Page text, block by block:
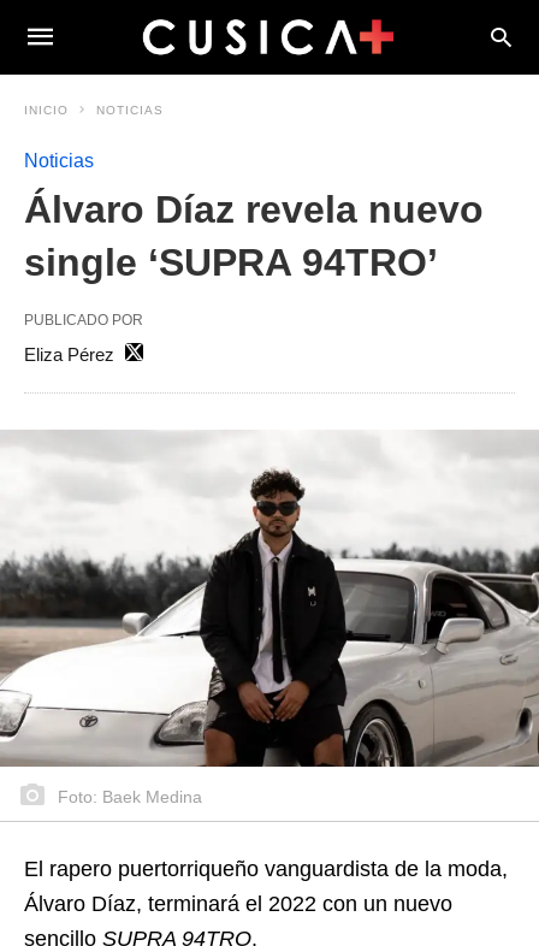
INICIO NOTICIAS
Noticias
Álvaro Díaz revela nuevo
single ‘SUPRA 94TRO’
PUBLICADO POR
Eliza Pérez
Foto: Baek Medina
El rapero puertorriqueño vanguardista de la moda,
Álvaro Díaz, terminará el 2022 con un nuevo
sencillo SUPRA 94TRO.